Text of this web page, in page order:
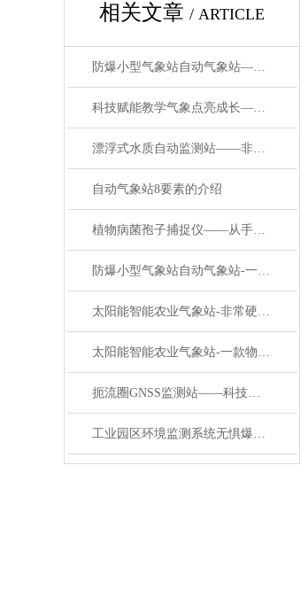
相关文章 / ARTICLE
防爆小型气象站自动气象站——一款高谈阔论的燃油库气象站024顺丰发货
科技赋能教学气象点亮成长—教学自动气象观测站，打造无围墙的科学实验室
漂浮式水质自动监测站——非侵入式监测浮标式在线水质监测站#2024已更新
自动气象站8要素的介绍
植物病菌孢子捕捉仪——从手动到自动，孢子捕捉仪如何重塑病害监测？
防爆小型气象站自动气象站-一款实力在线的工业园区环境监测系统#2023已更新
太阳能智能农业气象站-非常硬核的太阳能智能农业气象站#2022已更新
太阳能智能农业气象站-一款物超所值的智慧农业环境监测气象站#2023已更新
扼流圈GNSS监测站——科技守护边坡：GNSS 位移监测系统的好性能
工业园区环境监测系统无惧爆炸威胁！防爆工业气象站的防护奥秘